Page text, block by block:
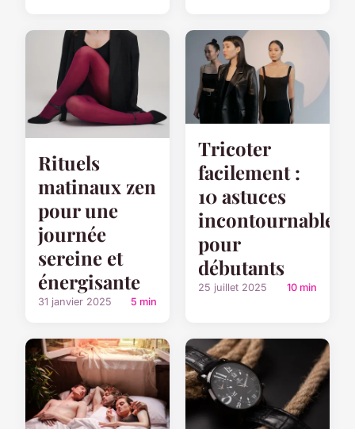
Rituels
matinaux zen
pour une
journée
sereine et
énergisante
31 janvier 2025 5 min
Tricoter
facilement :
10 astuces
incontournables
pour
débutants
25 juillet 2025 10 min